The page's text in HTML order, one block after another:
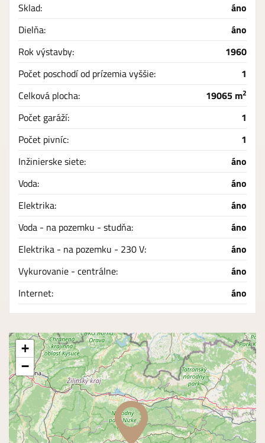
Sklad:
áno
Dielňa:
áno
Rok výstavby:
1960
Počet poschodí od prízemia vyššie:
1
Celková plocha:
19065 m2
Počet garáží:
1
Počet pivníc:
1
Inžinierske siete:
áno
Voda:
áno
Elektrika:
áno
Voda - na pozemku - studňa:
áno
Elektrika - na pozemku - 230 V:
áno
Vykurovanie - centrálne:
áno
Internet:
áno
+
−